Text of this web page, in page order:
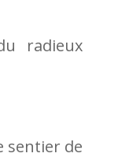
radieux
sentier de